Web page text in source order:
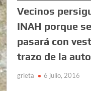
Vecinos
INAH porque
pasará con
trazo de la
grieta 6 julio, 2016